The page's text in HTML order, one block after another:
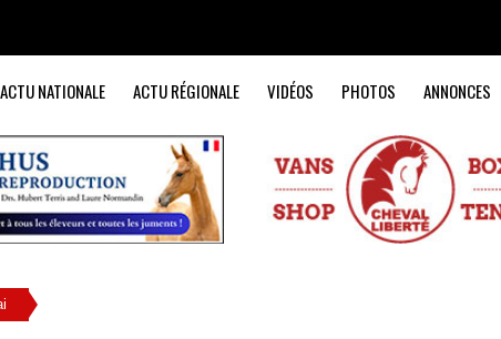
ACTU NATIONALE ACTU RÉGIONALE VIDÉOS PHOTOS ANNONCES